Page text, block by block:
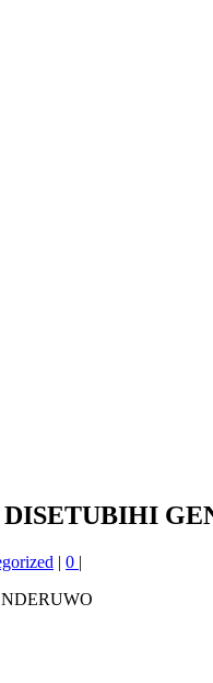
| 0 |